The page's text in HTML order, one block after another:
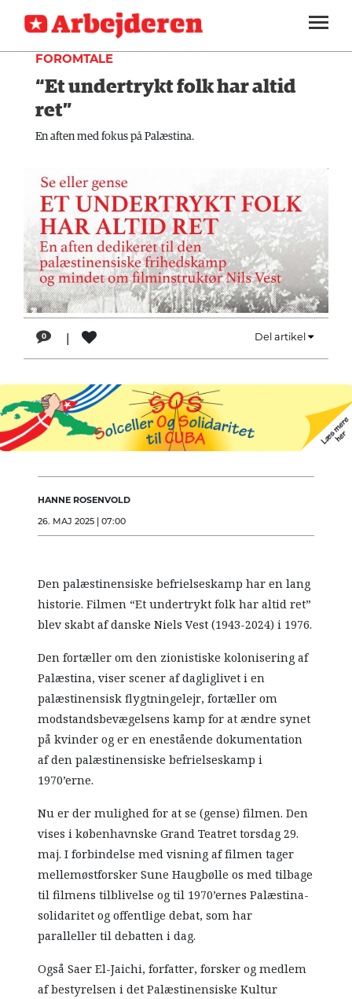
SEKTIONER
ARBEJDEREN
MENER
FAGLIGT
INDLAND
UDLAND
KULTUR
KALENDER
BLOGS
DEBAT
LÆSER
TIL
LÆSER
NAVNE
TEORI
SOUNDCLOUD
ABONNER
LOG IND
OM
FOROMTALE
“Et undertrykt folk har altid
ret”
En aften med fokus på Palæstina.
0 | Del artikel
HANNE ROSENVOLD
26. MAJ 2025 | 07:00
Den palæstinensiske befrielseskamp har en lang
historie. Filmen “Et undertrykt folk har altid ret”
blev skabt af danske Niels Vest (1943-2024) i 1976.
Den fortæller om den zionistiske kolonisering af
Palæstina, viser scener af dagliglivet i en
palæstinensisk flygtningelejr, fortæller om
modstandsbevægelsens kamp for at ændre synet
på kvinder og er en enestående dokumentation
af den palæstinensiske befrielseskamp i
1970’erne.
Nu er der mulighed for at se (gense) filmen. Den
vises i københavnske Grand Teatret torsdag 29.
maj. I forbindelse med visning af filmen tager
mellemøstforsker Sune Haugbølle os med tilbage
til filmens tilblivelse og til 1970’ernes Palæstina-
solidaritet og offentlige debat, som har
paralleller til debatten i dag.
Også Saer El-Jaichi, forfatter, forsker og medlem
af bestyrelsen i det Palæstinensiske Kultur